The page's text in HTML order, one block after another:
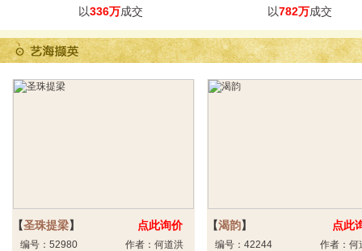
以336万成交
以782万成交
【圣珠提梁】 点此询价
编号：52980
作者：何道洪
【渴韵】 点此
编号：42244
作者：何